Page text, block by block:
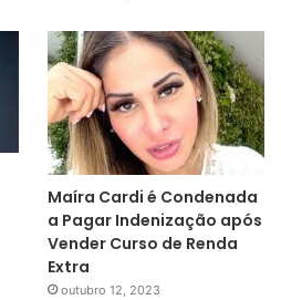
Maíra Cardi é Condenada
a Pagar Indenização após
Vender Curso de Renda
Extra
outubro 12, 2023